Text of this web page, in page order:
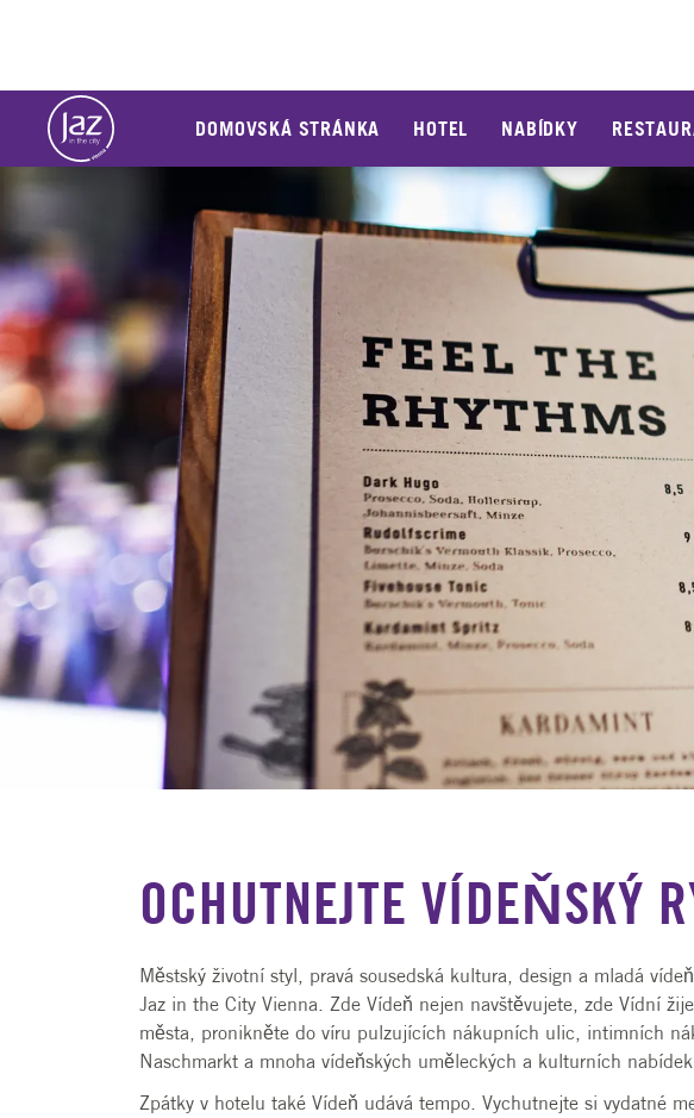
DOMOVSKÁ STRÁNKA HOTEL NABÍDKY
Sklíčko 1 z 1
Přenocování včetně snídaně
OCHUTNEJTE VÍDEŇSKÝ
Městský životní styl, pravá sousedská kultura, design a mladá
Jaz in the City Vienna. Zde Vídeň nejen navštěvujete, zde Vídní
města, pronikněte do víru pulzujících nákupních ulic, intimních
Naschmarkt a mnoha vídeňských uměleckých a kulturních nabídek.
Zpátky v hotelu také Vídeň udává tempo. Vychutnejte si vydatné